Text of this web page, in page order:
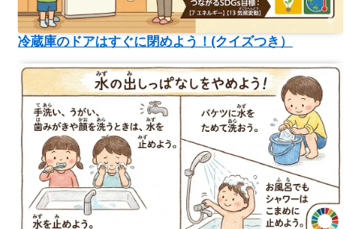
冷蔵庫のドアはすぐに閉めよう！(クイズつき）